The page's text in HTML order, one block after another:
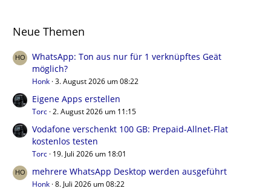
Neue Themen
WhatsApp: Ton aus nur für 1 verknüpftes Geät
möglich?
Honk 3. August 2026 um 08:22
Eigene Apps erstellen
Torc 2. August 2026 um 11:15
Vodafone verschenkt 100 GB: Prepaid-Allnet-Flat
kostenlos testen
Torc 19. Juli 2026 um 18:01
mehrere WhatsApp Desktop werden ausgeführt
Honk 8. Juli 2026 um 08:22